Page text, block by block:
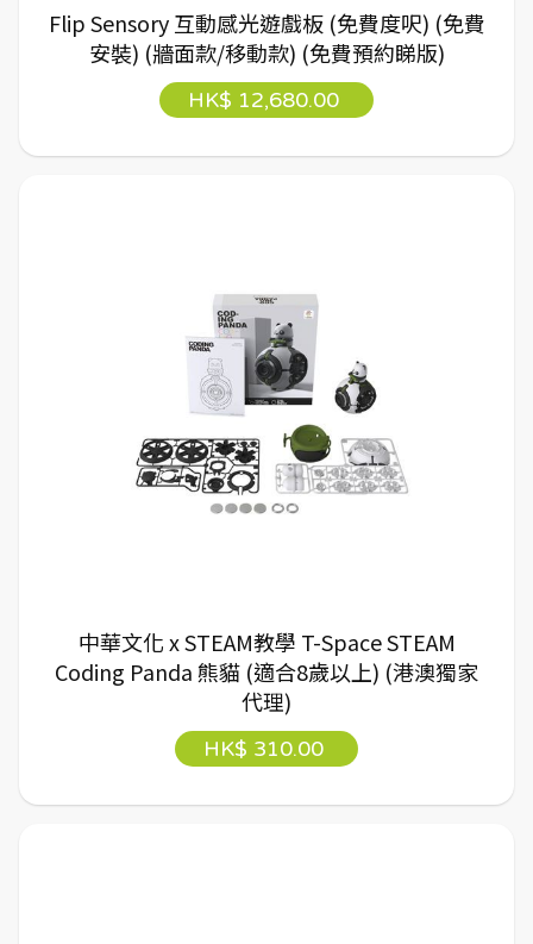
Flip Sensory 互動感光遊戲板 (免費度呎) (免費
安裝) (牆面款/移動款) (免費預約睇版)
HK$ 12,680.00
中華文化 x STEAM教學 T-Space STEAM
Coding Panda 熊貓 (適合8歲以上) (港澳獨家
代理)
HK$ 310.00